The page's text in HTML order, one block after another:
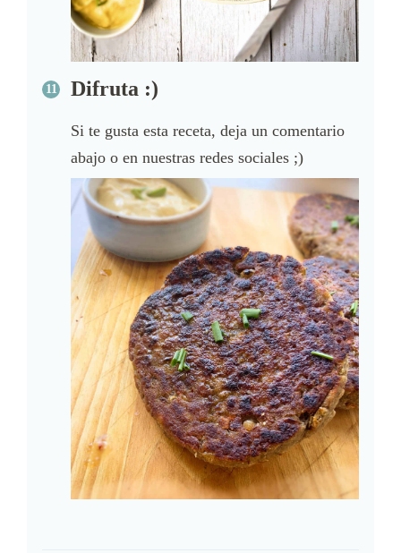
Difruta :)
Si te gusta esta receta, deja un comentario
abajo o en nuestras redes sociales ;)